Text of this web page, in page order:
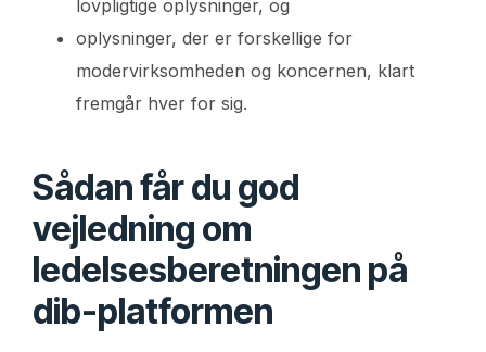
lovpligtige oplysninger, og
oplysninger, der er forskellige for
modervirksomheden og koncernen, klart
fremgår hver for sig.
Sådan får du god
vejledning om
ledelsesberetningen på
dib-platformen